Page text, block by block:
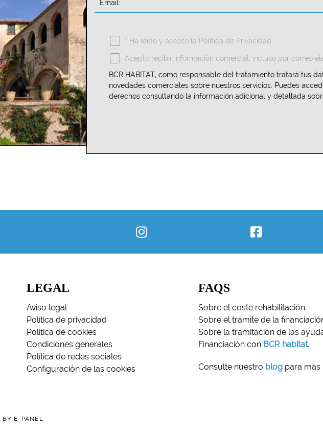
Email:
* He leído y acepto la Política de Privacidad
Acepto recibir información comercial, incluso por correo
BCR HABITAT, como responsable del tratamiento tratará tus
novedades comerciales sobre nuestros servicios. Puedes
derechos consultando la información adicional y detallada
LEGAL
Aviso legal
Política de privacidad
Política de cookies
Condiciones generales
Política de redes sociales
Configuración de las cookies
FAQS
Sobre el coste rehabilitación.
Sobre el trámite de la
Sobre la tramitación de las
Financiación con BCR habitat.
Consulte nuestro blog para más
BY E-PANEL